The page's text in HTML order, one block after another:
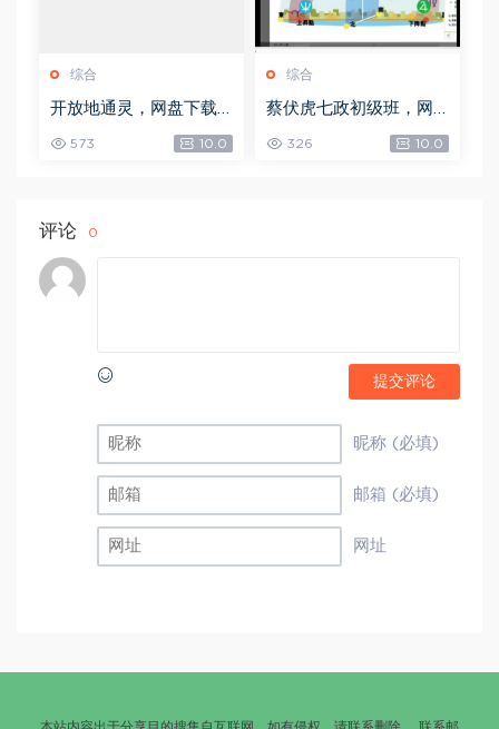
综合
开放地通灵，网盘下载
573 10.0
综合
蔡伏虎七政初级班，网
326 10.0
评论 0
提交评论
昵称 (必填)
邮箱 (必填)
网址